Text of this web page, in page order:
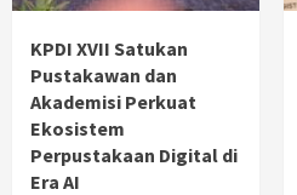
KPDI XVII Satukan
Pustakawan dan
Akademisi Perkuat
Ekosistem
Perpustakaan Digital di
Era AI